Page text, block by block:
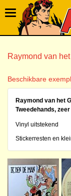
Raymond van
Beschikbare
Raymond van het
Tweedehands, zeer
Vinyl uitstekend
Stickerresten en